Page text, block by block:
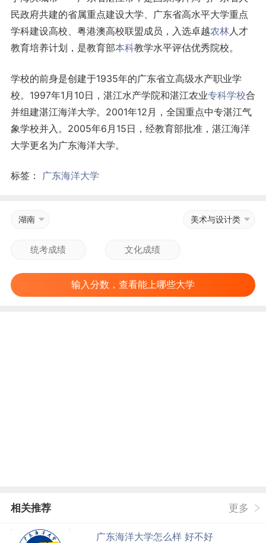
民政府共建的省属重点建设大学、广东省高水平大学重点
学科建设高校、粤港澳高校联盟成员，入选卓越农林人才
教育培养计划，是教育部本科教学水平评估优秀院校。
学校的前身是创建于1935年的广东省立高级水产职业学
校。1997年1月10日，湛江水产学院和湛江农业专科学校合
并组建湛江海洋大学。2001年12月，全国重点中专湛江气
象学校并入。2005年6月15日，经教育部批准，湛江海洋
大学更名为广东海洋大学。
标签： 广东海洋大学
湖南 美术与设计类
输入分数，查看能上哪些大学
相关推荐 更多
广东海洋大学怎么样 好不好